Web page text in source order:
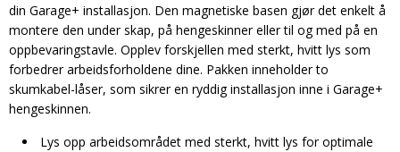
din Garage+ installasjon. Den magnetiske basen gjør det enkelt å
montere den under skap, på hengeskinner eller til og med på en
oppbevaringstavle. Opplev forskjellen med sterkt, hvitt lys som
forbedrer arbeidsforholdene dine. Pakken inneholder to
skumkabel-låser, som sikrer en ryddig installasjon inne i Garage+
hengeskinnen.
Lys opp arbeidsområdet med sterkt, hvitt lys for optimale